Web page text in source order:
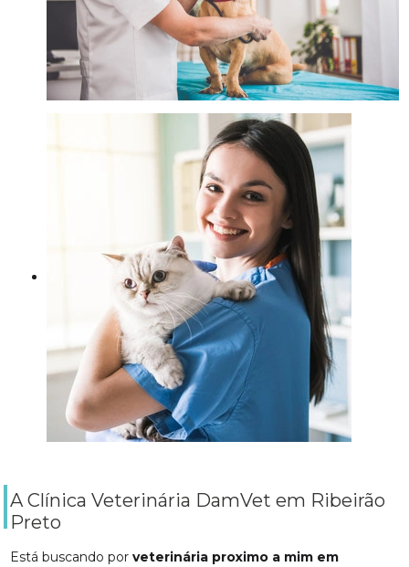
A Clínica Veterinária DamVet em Ribeirão
Preto
Está buscando porveterinária proximo a mim em